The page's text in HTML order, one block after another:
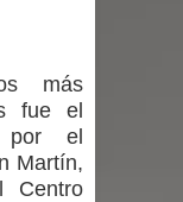
del
más
fue el
por el
Martín,
Centro